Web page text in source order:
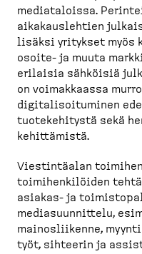
mediataloissa.
aikakauslehtien
lisäksi yritykset
osoite- ja muuta
erilaisia sähköisiä
on voimakkaassa
digitalisoituminen
tuotekehitystä sekä
kehittämistä.
Viestintäalan
toimihenkilöiden
asiakas- ja
mediasuunnittelu,
mainosliikenne,
työt, sihteerin ja